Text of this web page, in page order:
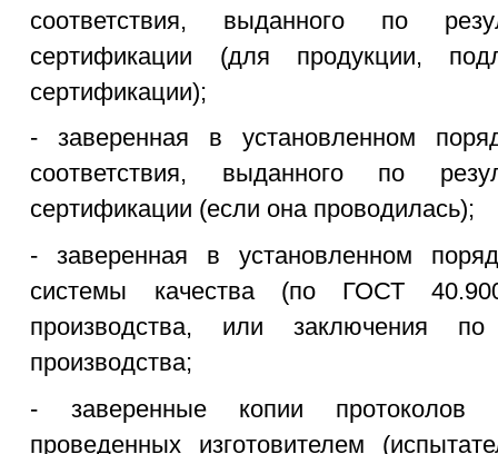
соответствия, выданного по
сертификации (для продукции,
сертификации);
- заверенная в установленном
соответствия, выданного по
сертификации (если она проводилась);
- заверенная в установленном
системы качества (по ГОСТ
производства, или заключения по
производства;
- заверенные копии протоколов
проведенных изготовителем